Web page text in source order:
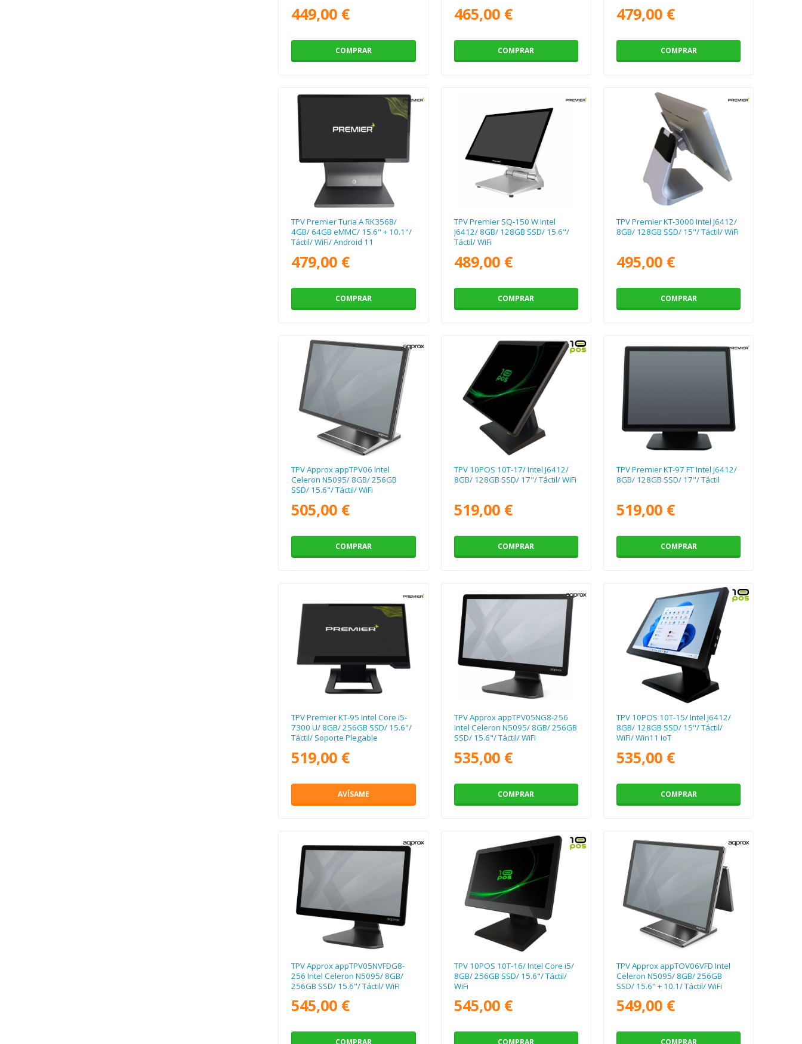
449,00 €
COMPRAR
465,00 €
COMPRAR
479,00 €
COMPRAR
TPV Premier Turia A RK3568/
4GB/ 64GB eMMC/ 15.6" + 10.1"/
Táctil/ WiFi/ Android 11
479,00 €
COMPRAR
TPV Premier SQ-150 W Intel
J6412/ 8GB/ 128GB SSD/ 15.6"/
Táctil/ WiFi
489,00 €
COMPRAR
TPV Premier KT-3000 Intel J6412/
8GB/ 128GB SSD/ 15"/ Táctil/ WiFi
495,00 €
COMPRAR
TPV Approx appTPV06 Intel
Celeron N5095/ 8GB/ 256GB
SSD/ 15.6"/ Táctil/ WiFi
505,00 €
COMPRAR
TPV 10POS 10T-17/ Intel J6412/
8GB/ 128GB SSD/ 17"/ Táctil/ WiFi
519,00 €
COMPRAR
TPV Premier KT-97 FT Intel J6412/
8GB/ 128GB SSD/ 17"/ Táctil
519,00 €
COMPRAR
TPV Premier KT-95 Intel Core i5-
7300 U/ 8GB/ 256GB SSD/ 15.6"/
Táctil/ Soporte Plegable
519,00 €
AVÍSAME
TPV Approx appTPV05NG8-256
Intel Celeron N5095/ 8GB/ 256GB
SSD/ 15.6"/ Táctil/ WiFI
535,00 €
COMPRAR
TPV 10POS 10T-15/ Intel J6412/
8GB/ 128GB SSD/ 15"/ Táctil/
WiFi/ Win11 IoT
535,00 €
COMPRAR
TPV Approx appTPV05NVFDG8-
256 Intel Celeron N5095/ 8GB/
256GB SSD/ 15.6"/ Táctil/ WiFI
545,00 €
TPV 10POS 10T-16/ Intel Core i5/
8GB/ 256GB SSD/ 15.6"/ Táctil/
WiFi
545,00 €
TPV Approx appTOV06VFD Intel
Celeron N5095/ 8GB/ 256GB
SSD/ 15.6" + 10.1/ Táctil/ WiFi
549,00 €